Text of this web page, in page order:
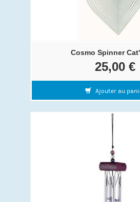
Cosmo Spinner
25,00 €
Ajouter au